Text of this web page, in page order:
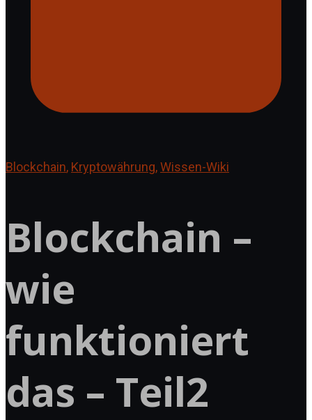
Blockchain, Kryptowährung,Wissen-Wiki
Blockchain –
wie
funktioniert
das – Teil2